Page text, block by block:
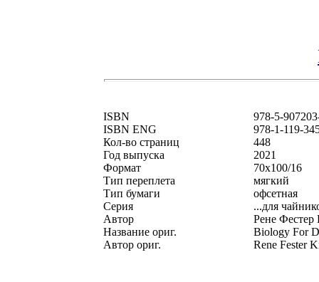
ISBN
978-5-
ISBN ENG
978-1-119-
Кол-во страниц
448
Год выпуска
2021
Формат
70х100/16
Тип переплета
мягкий
Тип бумаги
офсетная
Серия
...для
Автор
Рене Фестер
Название ориг.
Biology For
Автор ориг.
Rene Fester